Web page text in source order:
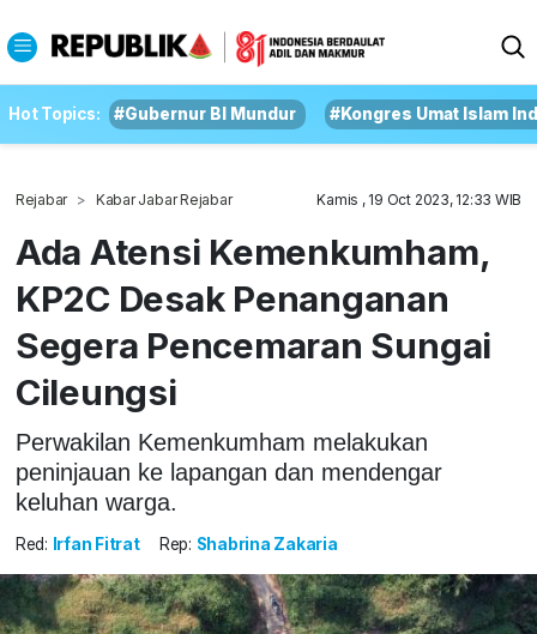
Hot Topics: #Gubernur BI Mundur #Kongres Umat Islam
Rejabar Kabar Jabar Rejabar Kamis , 19 Oct 2023, 12:33 WIB
Ada Atensi Kemenkumham,
KP2C Desak Penanganan
Segera Pencemaran Sungai
Cileungsi
Perwakilan Kemenkumham melakukan
peninjauan ke lapangan dan mendengar
keluhan warga.
Red: Irfan Fitrat Rep: Shabrina Zakaria